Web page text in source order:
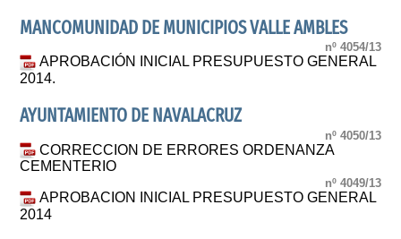
MANCOMUNIDAD DE MUNICIPIOS VALLE AMBLES
nº 4054/13
APROBACIÓN INICIAL PRESUPUESTO GENERAL
2014.
AYUNTAMIENTO DE NAVALACRUZ
nº 4050/13
CORRECCION DE ERRORES ORDENANZA
CEMENTERIO
nº 4049/13
APROBACION INICIAL PRESUPUESTO GENERAL
2014